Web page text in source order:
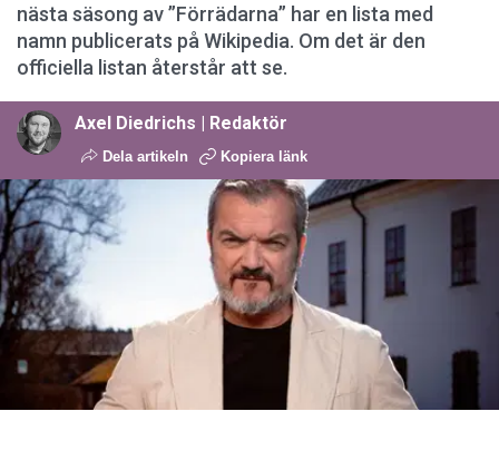
nästa säsong av ”Förrädarna” har en lista med
namn publicerats på Wikipedia. Om det är den
officiella listan återstår att se.
Axel Diedrichs | Redaktör
Dela artikeln Kopiera länk